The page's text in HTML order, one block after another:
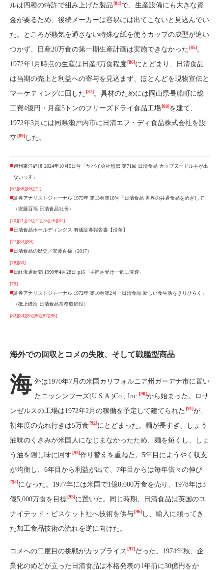
ルは四種の特許で組み上げた製品[84]で、生産設備にも大きな資
金が要るため、後続メーカーは容易には出てこないと見込んでい
た。ところが熱気を通さない特殊な紙を使うカップの成型が追い
つかず、日産20万食の第一期生産計画は実施できなかった [85]。
1972年1月時点の生産は日産4万食程度[86]にとどまり、日清食品
は当期の売上と利益への寄与を見込まず、ほとんどを現物宣伝と
マーケティングに回した [87]。具材のためには岡山県長船町に総
工費4億円・月産5トンのフリーズドライ食品工場[88]を建て、
1972年3月には同県瀬戸内市に日清エフ・ディ食品株式会社を設
立[89] した。
週刊東洋経済 2024年10月5日号「ヤバイ会社烈伝 第71回 日清食品 カップヌードル手が出
ないっす」
[67][68][69][72]
証券アナリストジャーナル 1975年 第13巻第10号「日清食品 世界の共通食品をめざして」
（安藤百福 日清食品社長）
[70][71][73][74][75][76][81]
日清食品ホールディングス 有価証券報告書【沿革】
[77][83][89]
日清食品の歴史／安藤百福（2017）
[78][80]
日経流通新聞 1990年4月28日 p16「手軽さ受け一気に浸透」
[79]
証券アナリストジャーナル 1972年 第10巻第2号「日清食品 新しい食生活をきりひらく」
（砥上峰次 日清食品常務取締役）
[82][84][85][86][87][88]
海外での回収とコメの失敗、そして戦艦型商品
海 外は1970年7月の米国カリフォルニア州ガーデナ市に置い
たニッシンフーズ(U.S.A.)Co., Inc. [90]から始まった。ロサ
ンゼルスの工場は1972年2月の稼働を予定して建てられた [91]が、
初年度の売れ行きは5万食[92]にとどまった。麺が長すぎ、しょう
油味のくさみが米国人になじまなかったため、麺を短くし、しょ
う油を隠し味に回す[93]作り替えを重ねた。5年目にようやく収支
が均衡し、6年目から利益が出て、7年目からは毎年倍々の伸び
[94]になった。1977年には米国で1億8,000万食を売り、1978年は3
億5,000万食を目標[95]に置いた。同じ時期、日清食品は英国のユ
ナイテッド・ビスケット社へ技術を供与[96] し、輸入に頼ってき
た加工食品技術の流れを逆に向けた。
コメへの二度目の挑戦がカップライス [97]だった。1974年秋、企
業化のめどが立った日清食品は本格発表の1年前に30億円をか